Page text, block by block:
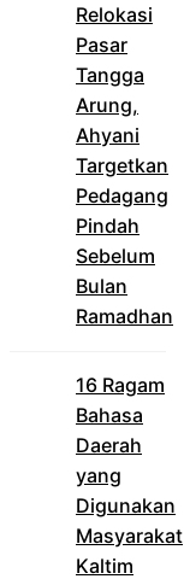
Relokasi
Pasar
Tangga
Arung,
Ahyani
Targetkan
Pedagang
Pindah
Sebelum
Bulan
Ramadhan
16 Ragam
Bahasa
Daerah
yang
Digunakan
Masyarakat
Kaltim